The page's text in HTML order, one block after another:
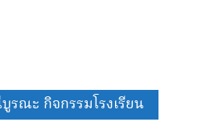
รณะ กิจกรรมโรงเรียน